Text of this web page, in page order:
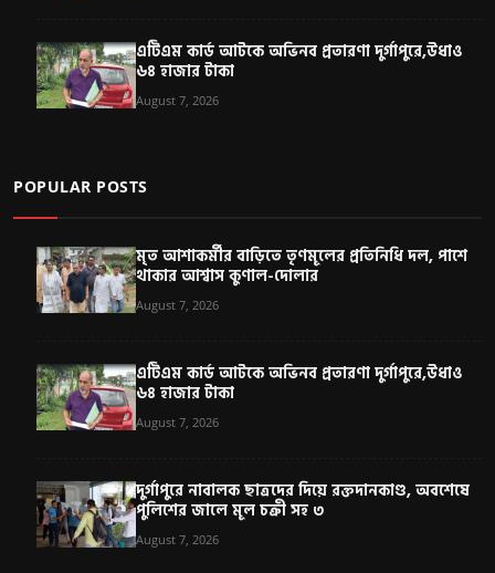
এটিএম কার্ড আটকে অভিনব প্রতারণা দুর্গাপুরে,উধাও
৬৪ হাজার টাকা
August 7, 2026
POPULAR POSTS
মৃত আশাকর্মীর বাড়িতে তৃণমূলের প্রতিনিধি দল, পাশে
থাকার আশ্বাস কুণাল-দোলার
August 7, 2026
এটিএম কার্ড আটকে অভিনব প্রতারণা দুর্গাপুরে,উধাও
৬৪ হাজার টাকা
August 7, 2026
দুর্গাপুরে নাবালক ছাত্রদের দিয়ে রক্তদানকাণ্ড, অবশেষে
পুলিশের জালে মূল চক্রী সহ ৩
August 7, 2026